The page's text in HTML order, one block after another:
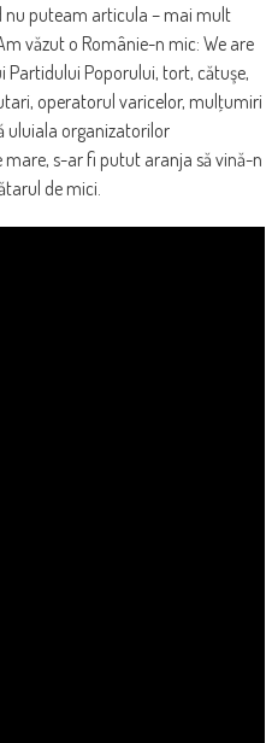
nu puteam articula – mai mult
văzut o Românie-n mic: We are
Partidului Poporului, tort, cătuşe,
operatorul varicelor, mulţumiri
uluiala organizatorilor
s-ar fi putut aranja să vină-n
de mici.